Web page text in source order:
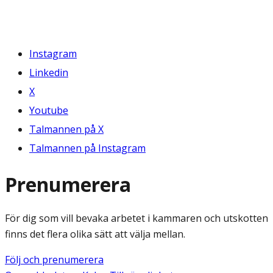
Instagram
Linkedin
X
Youtube
Talmannen på X
Talmannen på Instagram
Prenumerera
För dig som vill bevaka arbetet i kammaren och utskotten
finns det flera olika sätt att välja mellan.
Följ och prenumerera